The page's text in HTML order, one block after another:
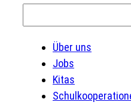
nach:
Über uns
Jobs
Kitas